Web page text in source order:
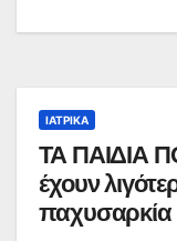
ΙΑΤΡΙΚΆ
ΤΑ ΠΑΙΔΙΑ
έχουν
παχυσαρκία